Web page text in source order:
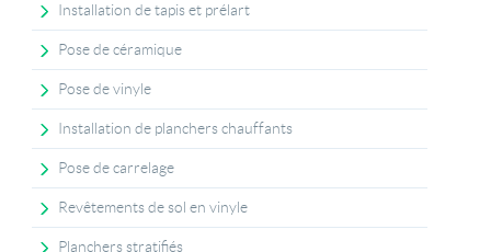
Installation de tapis et prélart
Pose de céramique
Pose de vinyle
Installation de planchers chauffants
Pose de carrelage
Revêtements de sol en vinyle
Planchers stratifiés